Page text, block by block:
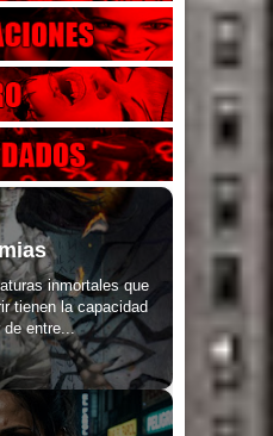
inmortales que
tienen la capacidad
de entre...